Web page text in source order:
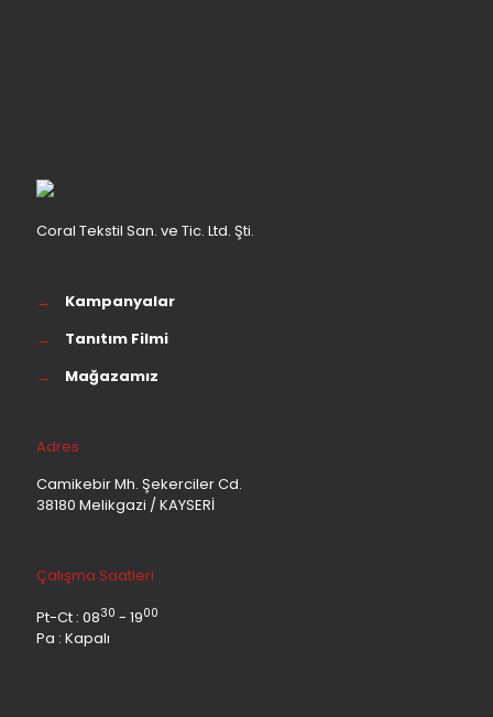
Coral Tekstil San. ve Tic. Ltd. Şti.
→
Kampanyalar
→
Tanıtım Filmi
→
Mağazamız
Adres
Camikebir Mh. Şekerciler Cd.
38180 Melikgazi / KAYSERİ
Çalışma Saatleri
Pt-Ct : 0830 - 1900
Pa : Kapalı